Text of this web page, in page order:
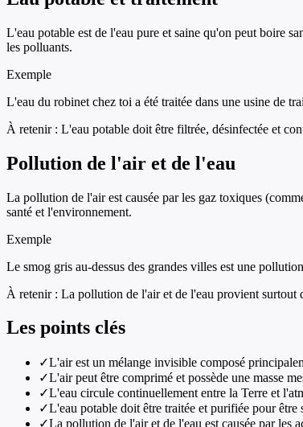
L'eau potable est de l'eau pure et saine qu'on peut boire
les polluants.
Exemple
L'eau du robinet chez toi a été traitée dans une usine de
À retenir : L'eau potable doit être filtrée, désinfectée et
Pollution de l'air et de l'eau
La pollution de l'air est causée par les gaz toxiques
santé et l'environnement.
Exemple
Le smog gris au-dessus des grandes villes est une
À retenir : La pollution de l'air et de l'eau provient surtout
Les points clés
✓L'air est un mélange invisible composé
✓L'air peut être comprimé et possède une masse
✓L'eau circule continuellement entre la Terre et
✓L'eau potable doit être traitée et purifiée pour être
✓La pollution de l'air et de l'eau est causée par les